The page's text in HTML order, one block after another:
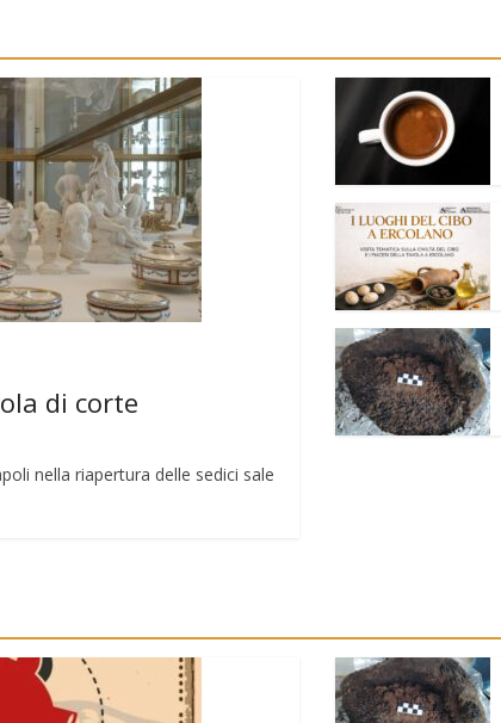
di corte
nella riapertura delle sedici sale